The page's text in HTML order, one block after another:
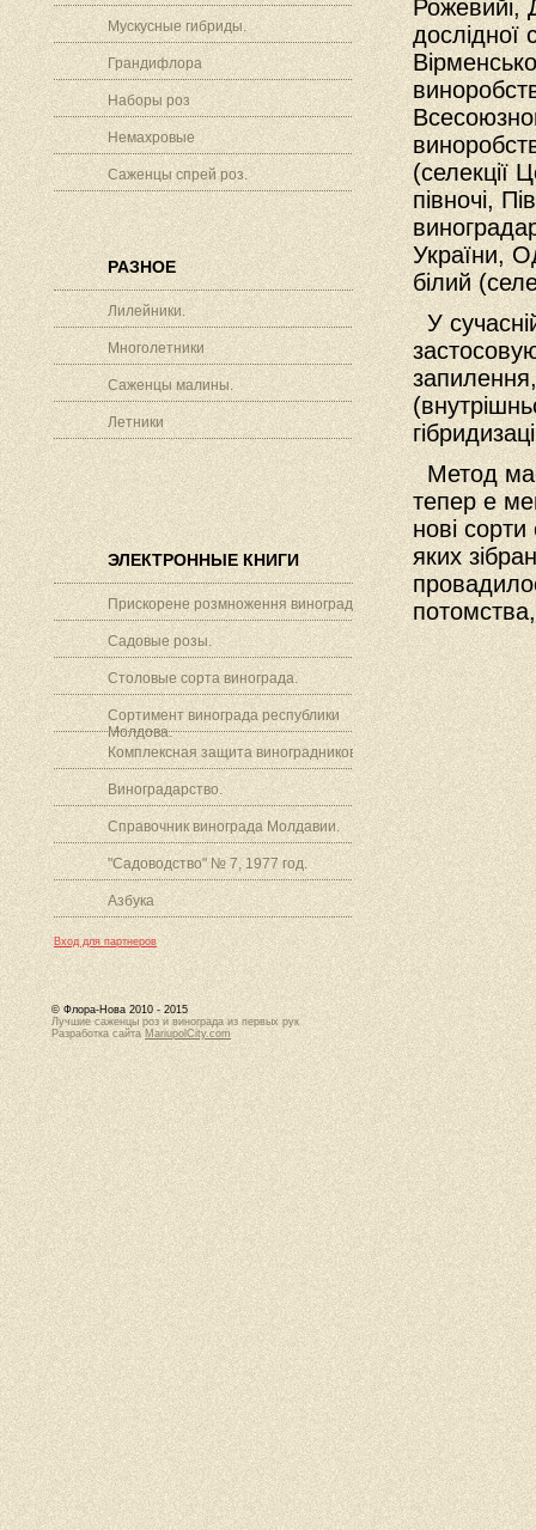
Мускусные гибриды.
Грандифлора
Наборы роз
Немахровые
Саженцы спрей роз.
РАЗНОЕ
Лилейники.
Многолетники
Саженцы малины.
Летники
ЭЛЕКТРОННЫЕ КНИГИ
Прискорене розмноження винограду.
Садовые розы.
Столовые сорта винограда.
Сортимент винограда республики
Молдова.
Комплексная защита виноградников.
Виноградарство.
Справочник винограда Молдавии.
"Садоводство" № 7, 1977 год.
Азбука
Вход для партнеров
Рожевийі,
дослідної
(селекції
півночі,
України,
білий
У
запилення,
Метод
тепер е
нові
яких
потомства,
© Флора-Нова 2010 - 2015
Лучшие саженцы роз и винограда из первых рук
Разработка сайта MariupolCity.com